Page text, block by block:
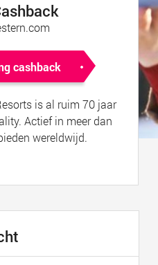
cashback
is al ruim 70 jaar
Actief in meer dan
wereldwijd.